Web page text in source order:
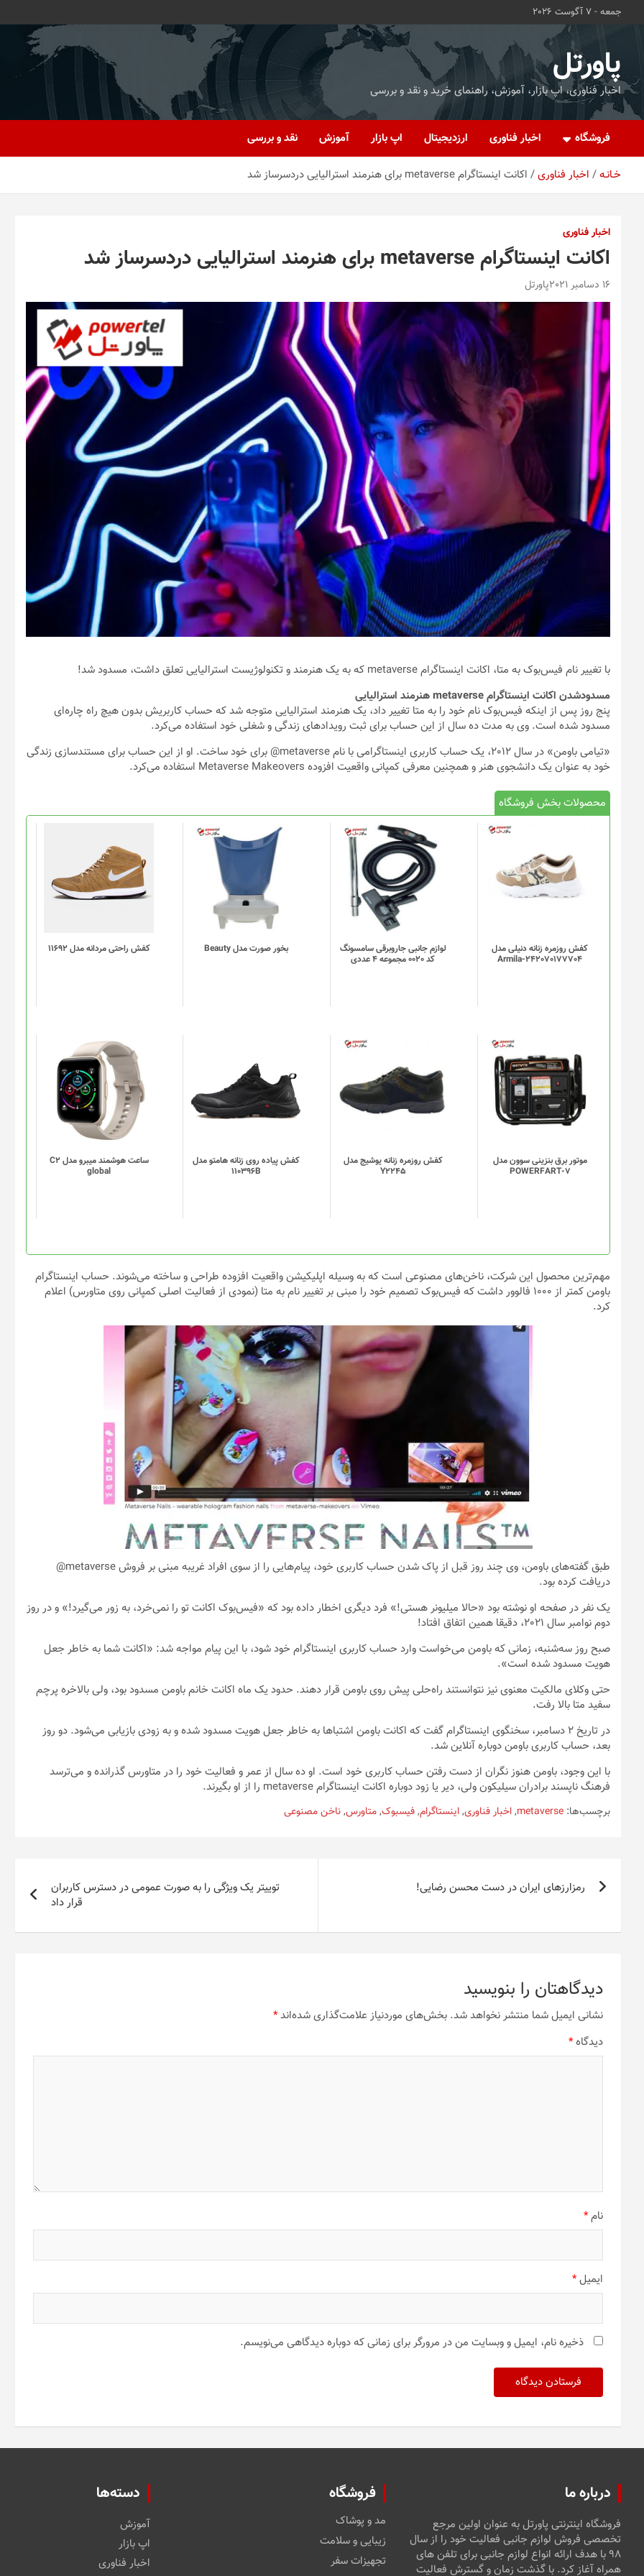
جمعه - 7 آگوست 2026
پاورتل
اخبار فناوری، اپ بازار، آموزش، راهنمای خرید و نقد و بررسی
فروشگاه اخبار فناوری ارزدیجیتال اپ بازار آموزش نقد و بررسی
خـانـه اخبار فناوری اکانت اینستاگرام metaverse برای هنرمند استرالیایی دردسرساز شد
اخبار فناوری
اکانت اینستاگرام metaverse برای هنرمند استرالیایی دردسرساز شد
16 دسامبر 2021 پاورتل
با تغییر نام فیس‌بوک به متا، اکانت اینستاگرام metaverse که به یک هنرمند و تکنولوژیست استرالیایی تعلق داشت، مسدود شد!
مسدودشدن اکانت اینستاگرام metaverse هنرمند استرالیایی
پنج روز پس از اینکه فیس‌بوک نام خود را به متا تغییر داد، یک هنرمند استرالیایی متوجه شد که حساب کاربریش بدون هیچ راه چاره‌ای
مسدود شده است. وی به مدت ده سال از این حساب برای ثبت رویدادهای زندگی و شغلی خود استفاده می‌کرد.
«تیامی باومن» در سال 2012، یک حساب کاربری اینستاگرامی با نام metaverse@ برای خود ساخت. او از این حساب برای مستندسازی زندگی
خود به عنوان یک دانشجوی هنر و همچنین معرفی کمپانی واقعیت افزوده Metaverse Makeovers استفاده می‌کرد.
محصولات بخش فروشگاه
کفش روزمره زنانه دنیلی مدل
Armila-242070177704
لوازم جانبی جاروبرقی سامسونگ
کد 0020 مجموعه 4 عددی
بخور صورت مدل Beauty کفش راحتی مردانه مدل 11692
محصول
دارای
انواع
مختلفی
گزینه
محصول
انتخاب
شوند
موتور برق بنزینی سوون مدل
POWERFART-7
کفش روزمره زنانه یوشیج مدل
Y2245
کفش پیاده روی زنانه هامتو مدل
110396B
محصول
دارای
انواع
مختلفی
گزینه
ها
محصول
انتخاب
شوند
ساعت هوشمند میبرو مدل C2
global
این
محصول
دارای
انواع
مختلفی
می
گزینه
ها
محصول
انتخاب
شوند
مهم‌ترین محصول این شرکت، ناخن‌های مصنوعی است که به وسیله اپلیکیشن واقعیت افزوده طراحی و ساخته می‌شوند. حساب اینستاگرام
باومن کمتر از 1000 فالوور داشت که فیس‌بوک تصمیم خود را مبنی بر تغییر نام به متا (نمودی از فعالیت اصلی کمپانی روی متاورس) اعلام
کرد.
طبق گفته‌های باومن، وی چند روز قبل از پاک شدن حساب کاربری خود، پیام‌هایی را از سوی افراد غریبه مبنی بر فروش metaverse@
دریافت کرده بود.
یک نفر در صفحه او نوشته بود «حالا میلیونر هستی!» فرد دیگری اخطار داده بود که «فیس‌بوک اکانت تو را نمی‌خرد، به زور می‌گیرد!» و در روز
دوم نوامبر سال 2021، دقیقا همین اتفاق افتاد!
صبح روز سه‌شنبه، زمانی که باومن می‌خواست وارد حساب کاربری اینستاگرام خود شود، با این پیام مواجه شد: «اکانت شما به خاطر جعل
هویت مسدود شده است».
حتی وکلای مالکیت معنوی نیز نتوانستند راه‌حلی پیش روی باومن قرار دهند. حدود یک ماه اکانت خانم باومن مسدود بود، ولی بالاخره پرچم
سفید متا بالا رفت.
در تاریخ 2 دسامبر، سخنگوی اینستاگرام گفت که اکانت باومن اشتباها به خاطر جعل هویت مسدود شده و به زودی بازیابی می‌شود. دو روز
بعد، حساب کاربری باومن دوباره آنلاین شد.
با این وجود، باومن هنوز نگران از دست رفتن حساب کاربری خود است. او ده سال از عمر و فعالیت خود را در متاورس گذرانده و می‌ترسد
فرهنگ ناپسند برادران سیلیکون ولی، دیر یا زود دوباره اکانت اینستاگرام metaverse را از او بگیرند.
برچسب‌ها: metaverse
,اخبار فناوری,اینستاگرام,فیسبوک,متاورس,ناخن مصنوعی
راهبری
نوشتهرمزارزهای ایران در دست محسن رضایی!
توییتر یک ویژگی را به صورت عمومی در دسترس کاربران
قرار داد
دیدگاهتان را بنویسید
نشانی ایمیل شما منتشر نخواهد شد. بخش‌های موردنیاز علامت‌گذاری شده‌اند*
دیدگاه*
نام*
ایمیل*
ذخیره نام، ایمیل و وبسایت من در مرورگر برای زمانی که دوباره دیدگاهی می‌نویسم.
درباره ما
فروشگاه اینترنتی پاورتل به عنوان اولین مرجع
تخصصی فروش لوازم جانبی فعالیت خود را از سال
۹۸ با هدف ارائه انواع لوازم جانبی برای تلفن های
همراه آغاز کرد. با گذشت زمان و گسترش فعالیت
فروشگاه
مد و پوشاک
زیبایی و سلامت
تجهیزات سفر
دسته‌ها
آموزش
اپ بازار
اخبار فناوری